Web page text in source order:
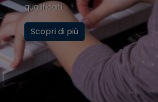
qualificati.
Scopri di più